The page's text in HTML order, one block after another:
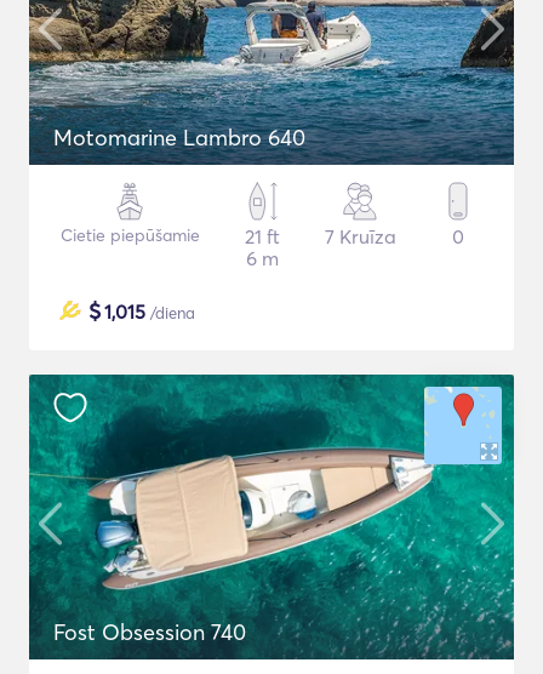
Motomarine Lambro 640
Cietie piepūšamie
21 ft
6 m
7 Kruīza 0
$1,015 /diena
Fost Obsession 740